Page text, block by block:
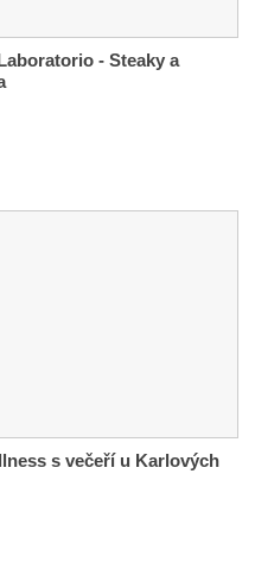
- Steaky a
s večeří u Karlových